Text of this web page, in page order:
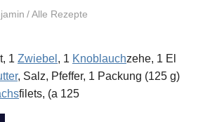
Alle Rezepte
1 Zwiebel , 1 Knoblauchzehe, 1 El
, Salz, Pfeffer, 1 Packung (125 g)
filets, (a 125